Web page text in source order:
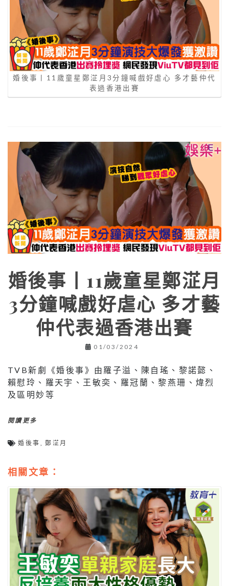
婚後事丨11歲童星鄭淽月3分鐘喊戲好虐心 多才藝仲代
表過香港出賽
婚後事丨11歲童星鄭淽月
3分鐘喊戲好虐心 多才藝
仲代表過香港出賽
01/03/2024
TVB新劇《婚後事》由羅子溢、陳自瑤、黎諾懿、
賴慰玲、羅天宇、王敏奕、羅冠蘭、黎燕珊、煒烈
及區明妙等
閱讀更多
婚後事 ,鄭淽月
相關文章：